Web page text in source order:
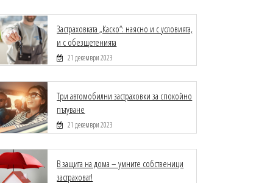
Застраховката „Каско“: наясно и с условията,
и с обезщетенията
21 декември 2023
Три автомобилни застраховки за спокойно
пътуване
21 декември 2023
В защита на дома – умните собственици
застраховат!